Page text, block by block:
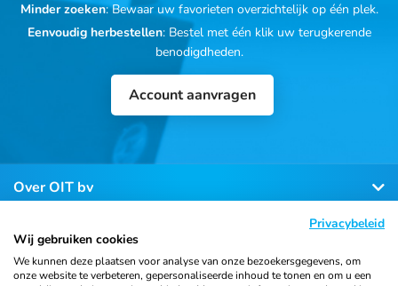
Minder zoeken: Bewaar uw favorieten overzichtelijk op één plek.
Eenvoudig herbestellen: Bestel met één klik uw terugkerende
benodigdheden.
Account aanvragen
Over OIT bv
Klantenservice
Privacybeleid
Wij gebruiken cookies
We kunnen deze plaatsen voor analyse van onze bezoekersgegevens, om
onze website te verbeteren, gepersonaliseerde inhoud te tonen en om u een